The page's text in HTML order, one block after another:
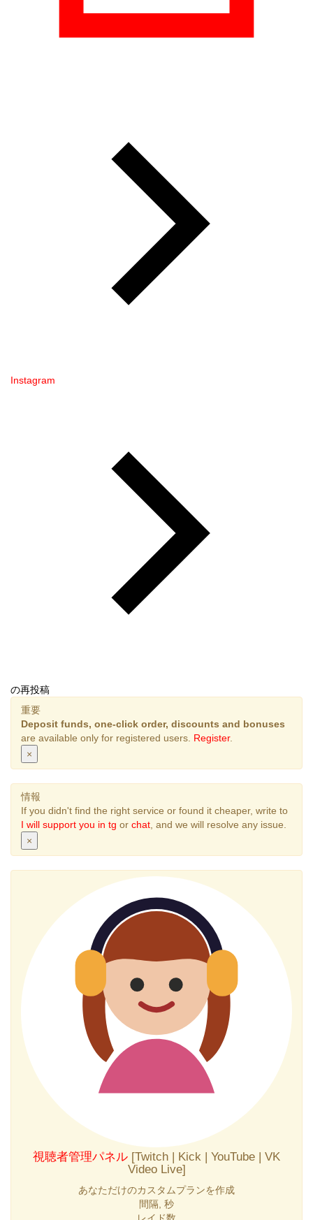
Instagram
の再投稿
重要
Deposit funds, one-click order, discounts and bonuses
are available only for registered users. Register.
×
情報
If you didn't find the right service or found it cheaper, write to
I will support you in tg or chat , and we will resolve any issue.
×
視聴者管理パネル [Twitch | Kick | YouTube | VK
Video Live]
あなただけのカスタムプランを作成
間隔, 秒